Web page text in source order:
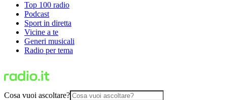
Top 100 radio
Podcast
Sport in diretta
Vicine a te
Generi musicali
Radio per tema
Cosa vuoi ascoltare?